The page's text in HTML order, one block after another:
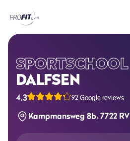
Abonnementen
Groepslessen
Lesrooster
SPORTSCHOOL
DALFSEN
4.3 92 Google reviews
Kampmansweg 8b, 7722 RV